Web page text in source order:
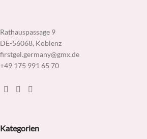
Rathauspassage 9
DE-56068, Koblenz
firstgel.germany@gmx.de
+49 175 991 65 70
Kategorien